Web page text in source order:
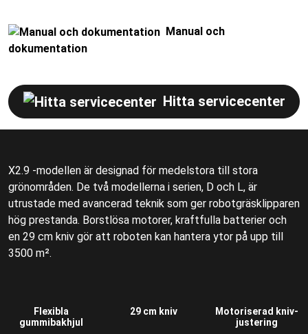
Manual och
dokumentation
Hitta servicecenter
X2.9 -modellen är designad för medelstora till stora
grönområden. De två modellerna i serien, D och L, är
utrustade med avancerad teknik som ger robotgräsklipparen
hög prestanda. Borstlösa motorer, kraftfulla batterier och
en 29 cm kniv gör att roboten kan hantera ytor på upp till
3500 m².
Flexibla
gummibakhjul
29 cm kniv
Motoriserad kniv-
justering